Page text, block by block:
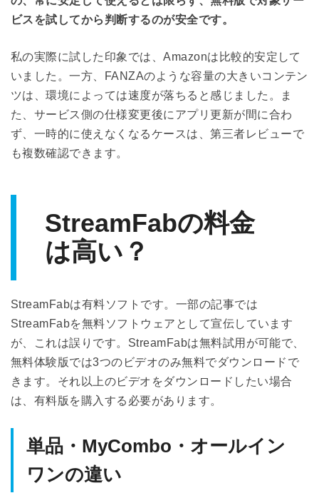
ビスを試してから判断するのが安全です。
私の実際に試した印象では、Amazonは比較的安定して
いました。一方、FANZAのような容量の大きいコンテン
ツは、環境によっては速度が落ちると感じました。ま
た、サービス側の仕様変更後にアプリ更新が間に合わ
ず、一時的に使えなくなるケースは、第三者レビューで
も複数確認できます。
StreamFabの料金
は高い？
StreamFabは有料ソフトです。一部の記事では
StreamFabを無料ソフトウェアとして宣伝しています
が、これは誤りです。StreamFabは無料試用が可能で、
無料体験版では3つのビデオのみ無料でダウンロードで
きます。それ以上のビデオをダウンロードしたい場合
は、有料版を購入する必要があります。
単品・MyCombo・オールイン
ワンの違い